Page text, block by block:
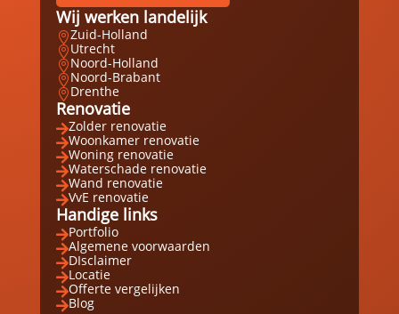
Wij werken landelijk
Zuid-Holland
Utrecht
Noord-Holland
Noord-Brabant
Drenthe
Renovatie
Zolder renovatie
Woonkamer renovatie
Woning renovatie
Waterschade renovatie
Wand renovatie
VvE renovatie
Handige links
Portfolio
Algemene voorwaarden
DIsclaimer
Locatie
Offerte vergelijken
Blog